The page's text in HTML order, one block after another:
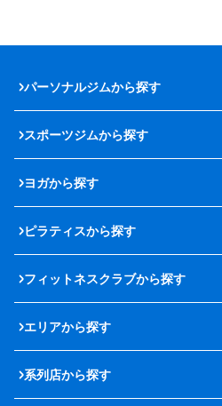
パーソナルジムから探す
スポーツジムから探す
ヨガから探す
ピラティスから探す
フィットネスクラブから探す
エリアから探す
系列店から探す